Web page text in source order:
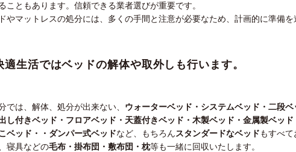
こともあります。信頼できる業者選びが重要です。
やマットレスの処分には、多くの手間と注意が必要なため、計画的に準備を
適生活ではベッドの解体や取外しも行います。
では、解体、処分が出来ない、 ウォーターベッド・システムベッド・二段ベ
し付きベッド・フロアベッド・天蓋付きベッド・木製ベッド・金属製ベッド
ベッド・・ダンパー式ベッドなど、もちろんスタンダードなベッドもすべて
寝具などの毛布・掛布団・敷布団・枕等も一緒に回収いたします。